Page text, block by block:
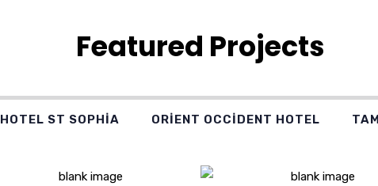
Featured Projects
HOTEL ST SOPHİA ORİENT OCCİDENT HOTEL